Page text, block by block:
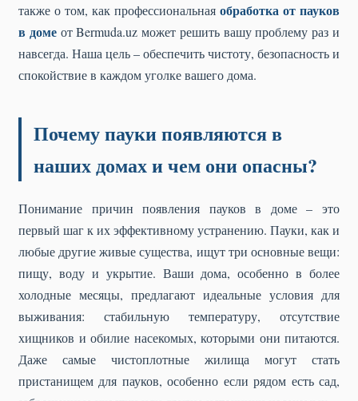
также о том, как профессиональная обработка от пауков
в домеот Bermuda.uz может решить вашу проблему раз и
навсегда. Наша цель – обеспечить чистоту, безопасность и
спокойствие в каждом уголке вашего дома.
Почему пауки появляются в
наших домах и чем они опасны?
Понимание причин появления пауков в доме – это
первый шаг к их эффективному устранению. Пауки, как и
любые другие живые существа, ищут три основные вещи:
пищу, воду и укрытие. Ваши дома, особенно в более
холодные месяцы, предлагают идеальные условия для
выживания: стабильную температуру, отсутствие
хищников и обилие насекомых, которыми они питаются.
Даже самые чистоплотные жилища могут стать
пристанищем для пауков, особенно если рядом есть сад,